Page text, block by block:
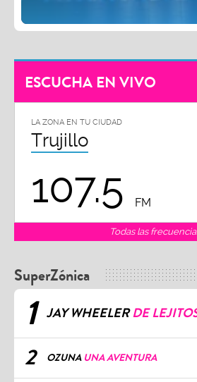
ESCUCHA EN VIVO
CIUDAD
FM
Todas las
SuperZónica
1 JAY WHEELERDE
2 OZUNA UNA AVENTURA